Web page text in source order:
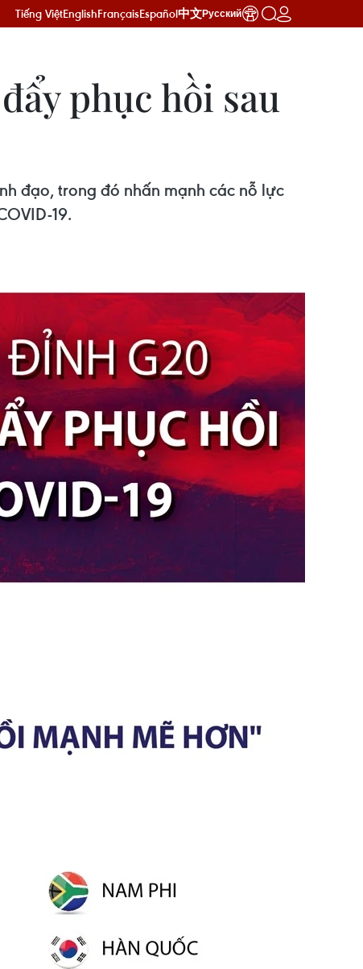
Tiếng ViệtEnglishFrançaisEspañol中文Русский
phục hồi sau
đạo, trong đó nhấn mạnh các nỗ lực
19.